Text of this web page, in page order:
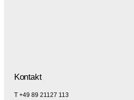
Kontakt
T +49 89 21127 113